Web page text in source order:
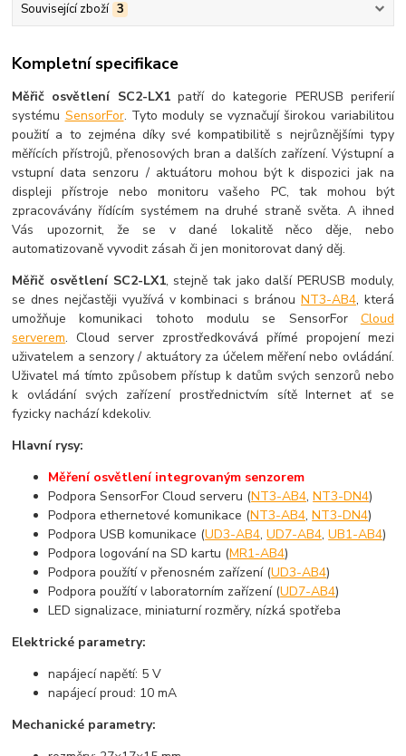
Související zboží 3
Kompletní specifikace
Měřič osvětlení SC2-LX1 patří do kategorie PERUSB periferií
systému SensorFor. Tyto moduly se vyznačují širokou variabilitou
použití a to zejména díky své kompatibilitě s nejrůznějšími typy
měřících přístrojů, přenosových bran a dalších zařízení. Výstupní a
vstupní data senzoru / aktuátoru mohou být k dispozici jak na
displeji přístroje nebo monitoru vašeho PC, tak mohou být
zpracovávány řídícím systémem na druhé straně světa. A ihned
Vás upozornit, že se v dané lokalitě něco děje, nebo
automatizovaně vyvodit zásah či jen monitorovat daný děj.
Měřič osvětlení SC2-LX1, stejně tak jako další PERUSB moduly,
se dnes nejčastěji využívá v kombinaci s bránou NT3-AB4, která
umožňuje komunikaci tohoto modulu se SensorFor Cloud
serverem. Cloud server zprostředkovává přímé propojení mezi
uživatelem a senzory / aktuátory za účelem měření nebo ovládání.
Uživatel má tímto způsobem přístup k datům svých senzorů nebo
k ovládání svých zařízení prostřednictvím sítě Internet ať se
fyzicky nachází kdekoliv.
Hlavní rysy:
Měření osvětlení integrovaným senzorem
Podpora SensorFor Cloud serveru (NT3-AB4,NT3-DN4)
Podpora ethernetové komunikace (NT3-AB4,NT3-DN4)
Podpora USB komunikace (UD3-AB4,UD7-AB4,UB1-AB4)
Podpora logování na SD kartu (MR1-AB4)
Podpora použítí v přenosném zařízení (UD3-AB4)
Podpora použítí v laboratorním zařízení (UD7-AB4)
LED signalizace, miniaturní rozměry, nízká spotřeba
Elektrické parametry:
napájecí napětí: 5 V
napájecí proud: 10 mA
Mechanické parametry: